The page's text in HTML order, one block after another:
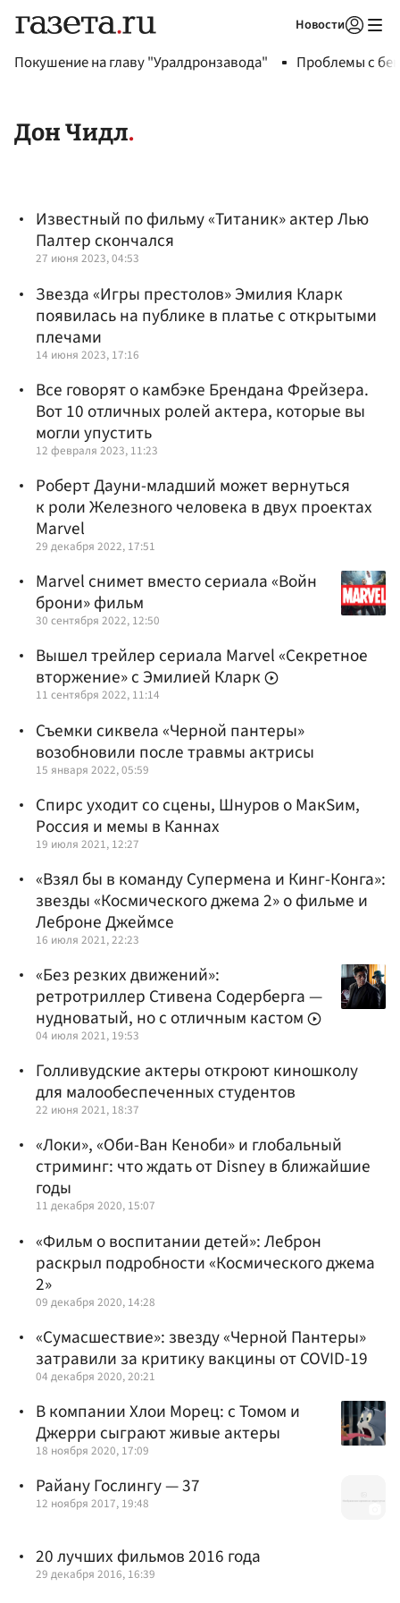
Новости
Покушение на главу "Уралдронзавода" Проблемы с
Дон Чидл
Известный по фильму «Титаник» актер Лью
Палтер скончался
27 июня 2023, 04:53
Звезда «Игры престолов» Эмилия Кларк
появилась на публике в платье с открытыми
плечами
14 июня 2023, 17:16
Все говорят о камбэке Брендана Фрейзера.
Вот 10 отличных ролей актера, которые вы
могли упустить
12 февраля 2023, 11:23
Роберт Дауни-младший может вернуться
к роли Железного человека в двух проектах
Marvel
29 декабря 2022, 17:51
Marvel снимет вместо сериала «Войн
брони» фильм
30 сентября 2022, 12:50
Вышел трейлер сериала Marvel «Секретное
вторжение» с Эмилией Кларк
11 сентября 2022, 11:14
Съемки сиквела «Черной пантеры»
возобновили после травмы актрисы
15 января 2022, 05:59
Спирс уходит со сцены, Шнуров о МакSим,
Россия и мемы в Каннах
19 июля 2021, 12:27
«Взял бы в команду Супермена и Кинг-Конга»:
звезды «Космического джема 2» о фильме и
Леброне Джеймсе
16 июля 2021, 22:23
«Без резких движений»:
ретротриллер Стивена Содерберга —
нудноватый, но с отличным кастом
04 июля 2021, 19:53
Голливудские актеры откроют киношколу
для малообеспеченных студентов
22 июня 2021, 18:37
«Локи», «Оби-Ван Кеноби» и глобальный
стриминг: что ждать от Disney в ближайшие
годы
11 декабря 2020, 15:07
«Фильм о воспитании детей»: Леброн
раскрыл подробности «Космического джема
2»
09 декабря 2020, 14:28
«Сумасшествие»: звезду «Черной Пантеры»
затравили за критику вакцины от COVID-19
04 декабря 2020, 20:21
В компании Хлои Морец: с Томом и
Джерри сыграют живые актеры
18 ноября 2020, 17:09
Райану Гослингу — 37
12 ноября 2017, 19:48
20 лучших фильмов 2016 года
29 декабря 2016, 16:39